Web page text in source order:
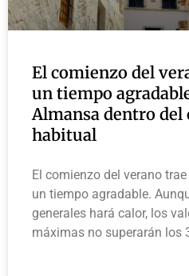
El comienzo del
un tiempo
Almansa dentro del
habitual
El comienzo del verano
un tiempo agradable.
generales hará calor, los
máximas no superarán los